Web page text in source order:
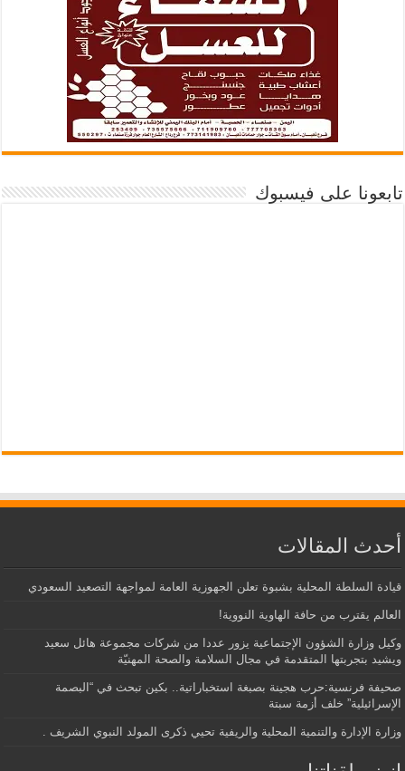
تابعونا على فيسبوك
أحدث المقالات
قيادة السلطة المحلية بشبوة تعلن الجهوزية العامة لمواجهة التصعيد السعودي
العالم يقترب من حافة الهاوية النووية!
وكيل وزارة الشؤون الإجتماعية يزور عددا من شركات مجموعة هائل سعيد
ويشيد بتجربتها المتقدمة في مجال السلامة والصحة المهنيّة
صحيفة فرنسية:حرب هجينة بصبغة استخباراتية.. بكين تبحث في “البصمة
الإسرائيلية” خلف أزمة سبتة
وزارة الإدارة والتنمية المحلية والريفية تحيي ذكرى المولد النبوي الشريف .